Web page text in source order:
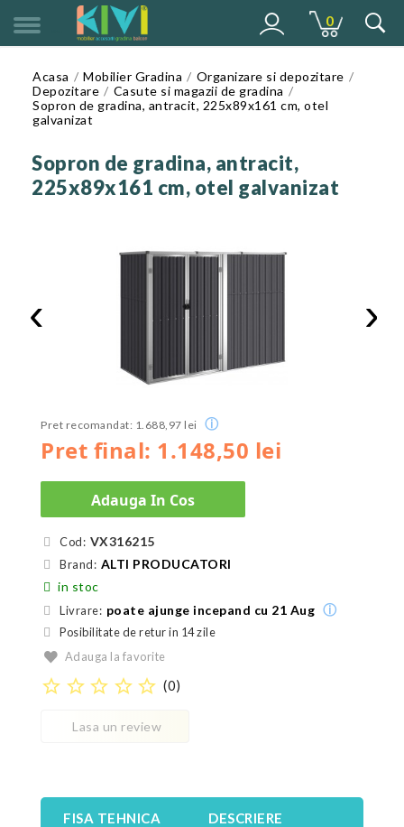
0
Acasa Mobilier Gradina
Organizare si depozitare
Depozitare
Casute si magazii de gradina
Sopron de gradina, antracit, 225x89x161 cm, otel
galvanizat
Sopron de gradina, antracit,
225x89x161 cm, otel galvanizat
‹ ›
Pret final: 1.148,50 lei
Pret recomandat: 1.688,97 lei ⓘ
Adauga In Cos
Cod: VX316215
Brand: ALTI PRODUCATORI
in stoc
Livrare: poate ajunge incepand cu 21 Aug ⓘ
Posibilitate de retur in 14 zile
Adauga la favorite
star_border star_border star_border star_border star_border (0)
Lasa un review
FISA TEHNICA DESCRIERE